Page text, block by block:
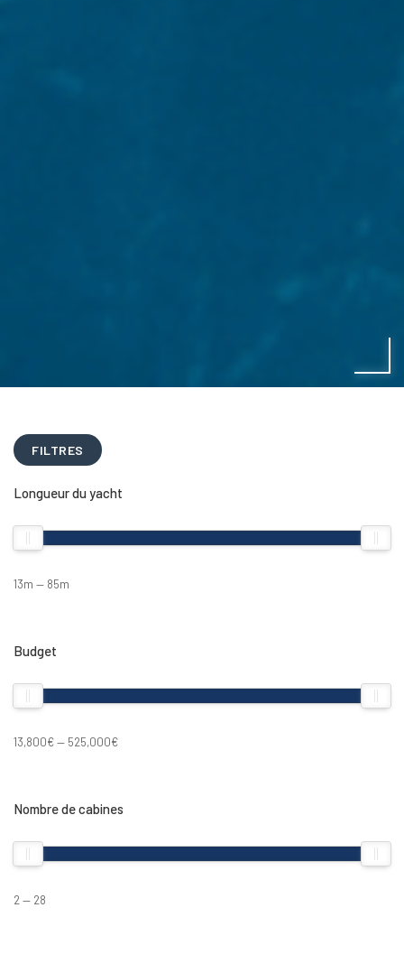
FILTRES
Longueur du yacht
13m — 85m
Budget
13,800€ — 525,000€
Nombre de cabines
2 — 28